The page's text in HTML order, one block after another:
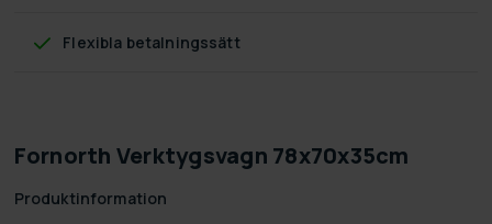
Flexibla betalningssätt
Fornorth Verktygsvagn 78x70x35cm
Produktinformation